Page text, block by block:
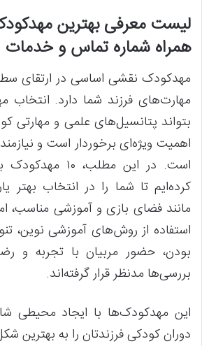
لیست معرفی بهترین
همراه شماره تماس و خدمات
مهدکودک نقشی اساسی در ارتقای
مهارت‌های فرزند شما دارد. انتخاب
بتواند پتانسیل‌های علمی و مهارتی
اهمیت ویژه‌ای برخوردار است و
است. در این
کرده‌ایم تا شما را در انتخاب بهتر
مانند فضای بازی و آموزشی مناسب،
استفاده از روش‌های آموزشی نوین،
بودن، حضور مربیان با تجربه و
بررسی‌ها مدنظر قرار گرفته‌اند.
این مهدکودک‌ها با ایجاد محیطی
دوران کودکی فرزندتان را به